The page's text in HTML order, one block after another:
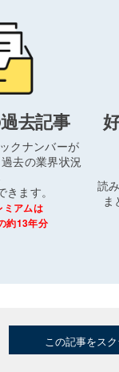
去記事
クナンバーが
去の業界状況
ます。
ミアムは
約13年分
読
ま
この記事をス